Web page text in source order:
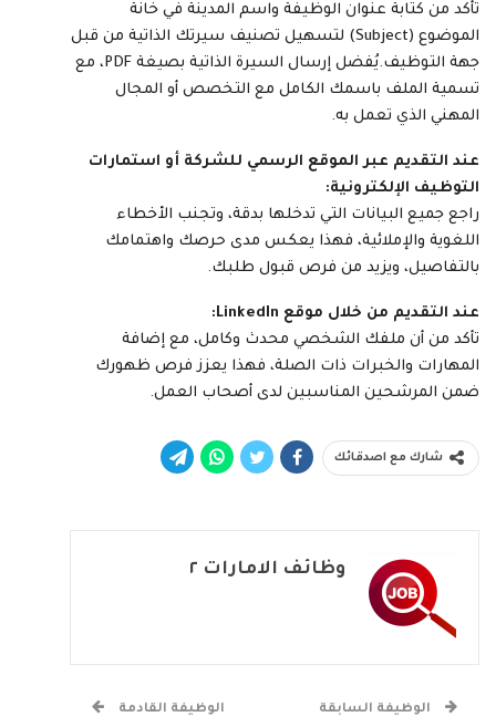
تأكد من كتابة عنوان الوظيفة واسم المدينة في خانة
الموضوع (Subject) لتسهيل تصنيف سيرتك الذاتية من قبل
جهة التوظيف.يُفضل إرسال السيرة الذاتية بصيغة PDF، مع
تسمية الملف باسمك الكامل مع التخصص أو المجال
المهني الذي تعمل به.
عند التقديم عبر الموقع الرسمي للشركة أو استمارات
التوظيف الإلكترونية:
راجع جميع البيانات التي تدخلها بدقة، وتجنب الأخطاء
اللغوية والإملائية، فهذا يعكس مدى حرصك واهتمامك
بالتفاصيل، ويزيد من فرص قبول طلبك.
عند التقديم من خلال موقع LinkedIn:
تأكد من أن ملفك الشخصي محدث وكامل، مع إضافة
المهارات والخبرات ذات الصلة، فهذا يعزز فرص ظهورك
ضمن المرشحين المناسبين لدى أصحاب العمل.
شارك مع اصدقائك
وظائف الامارات ٢
الوظيفة السابقة الوظيفة القادمة